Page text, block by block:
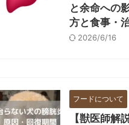
と余命への
方と食事・
2026/6/16
フードについて
【獣医師解